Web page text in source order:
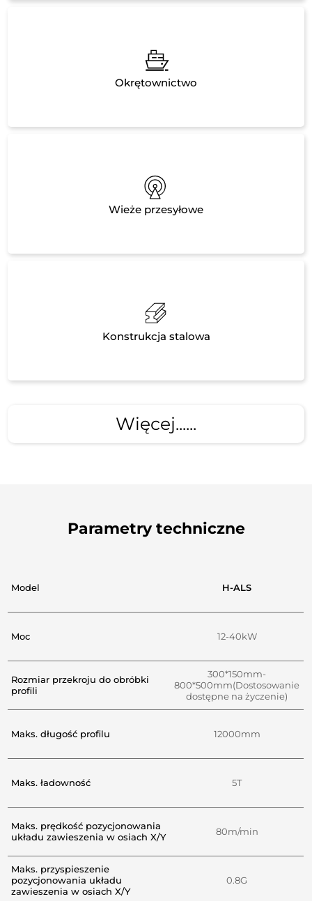
Okrętownictwo
Wieże przesyłowe
Konstrukcja stalowa
Więcej......
Parametry techniczne
Model H-ALS
Moc 12-40kW
Rozmiar przekroju do obróbki
profili
300*150mm-
800*500mm(Dostosowanie
dostępne na życzenie)
Maks. długość profilu 12000mm
Maks. ładowność 5T
Maks. prędkość pozycjonowania
układu zawieszenia w osiach X/Y
80m/min
Maks. przyspieszenie
pozycjonowania układu
zawieszenia w osiach X/Y
0.8G